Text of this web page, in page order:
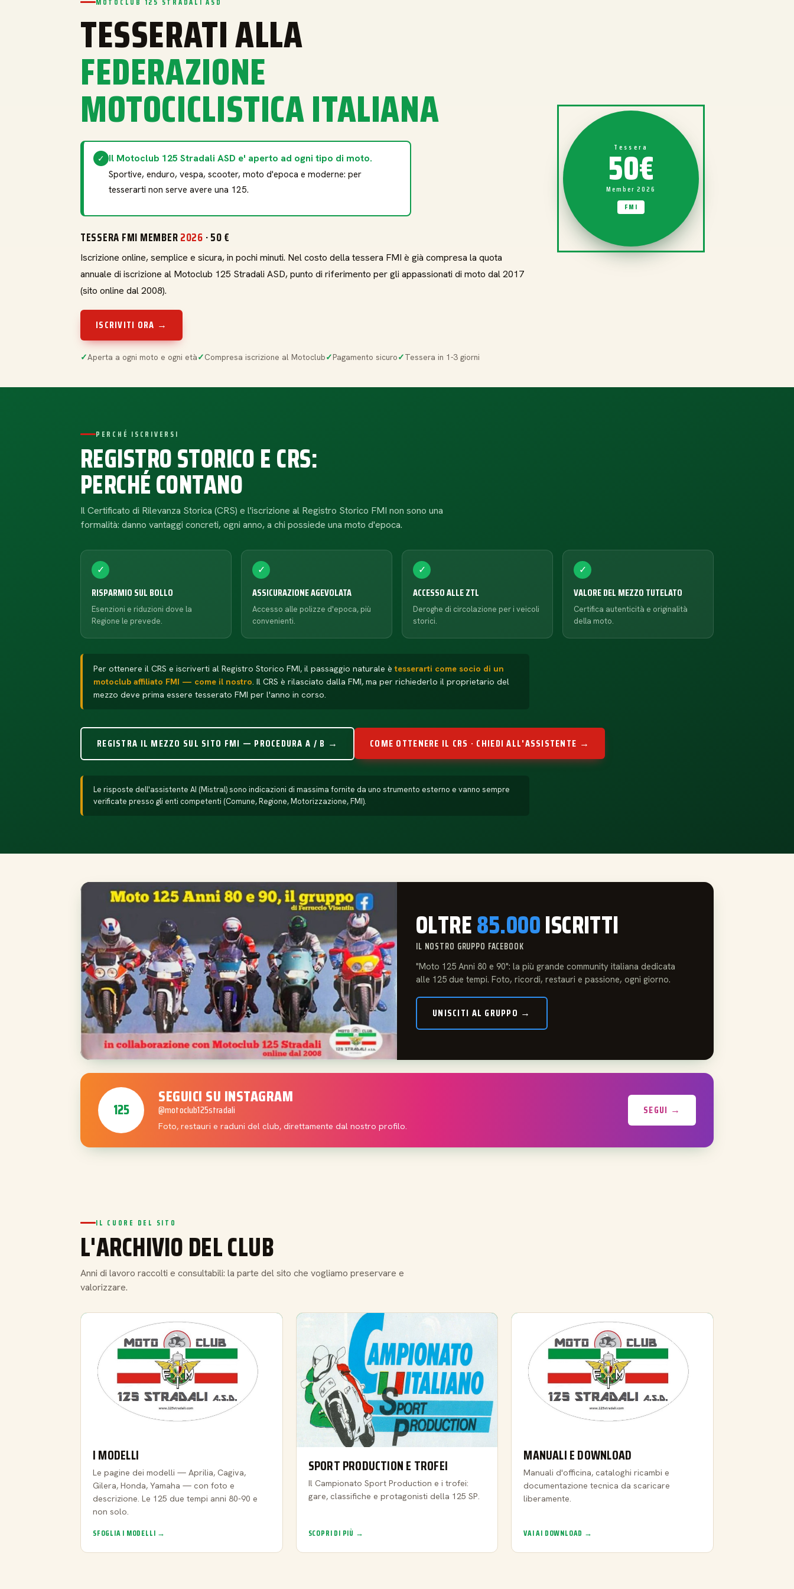
MOTOCLUB 125 STRADALI ASD
TESSERATI ALLA
FEDERAZIONE
MOTOCICLISTICA ITALIANA
✓ Il Motoclub 125 Stradali ASD e' aperto ad ogni tipo di moto.
Sportive, enduro, vespa, scooter, moto d'epoca e moderne: per
tesserarti non serve avere una 125.
TESSERA FMI MEMBER2026 · 50 €
Iscrizione online, semplice e sicura, in pochi minuti. Nel costo della tessera FMI è già compresa la quota
annuale di iscrizione al Motoclub 125 Stradali ASD, punto di riferimento per gli appassionati di moto dal 2017
(sito online dal 2008).
ISCRIVITI ORA →
Aperta a ogni moto e ogni età Compresa iscrizione al Motoclub Pagamento sicuro Tessera in 1-3 giorni
Tessera
50€
Member 2026
FMI
PERCHÉ ISCRIVERSI
REGISTRO STORICO E CRS:
PERCHÉ CONTANO
Il Certificato di Rilevanza Storica (CRS) e l'iscrizione al Registro Storico FMI non sono una
formalità: danno vantaggi concreti, ogni anno, a chi possiede una moto d'epoca.
✓
RISPARMIO SUL BOLLO
Esenzioni e riduzioni dove la
Regione le prevede.
✓
ASSICURAZIONE AGEVOLATA
Accesso alle polizze d'epoca, più
convenienti.
✓
ACCESSO ALLE ZTL
Deroghe di circolazione per i veicoli
storici.
✓
VALORE DEL MEZZO TUTELATO
Certifica autenticità e originalità
della moto.
Per ottenere il CRS e iscriverti al Registro Storico FMI, il passaggio naturale ètesserarti come socio di un
motoclub affiliato FMI — come il nostro. Il CRS è rilasciato dalla FMI, ma per richiederlo il proprietario del
mezzo deve prima essere tesserato FMI per l'anno in corso.
REGISTRA IL MEZZO SUL SITO FMI — PROCEDURA A / B → COME OTTENERE IL CRS · CHIEDI ALL'ASSISTENTE →
Le risposte dell'assistente AI (Mistral) sono indicazioni di massima fornite da uno strumento esterno e vanno sempre
verificate presso gli enti competenti (Comune, Regione, Motorizzazione, FMI).
OLTRE85.000ISCRITTI
IL NOSTRO GRUPPO FACEBOOK
"Moto 125 Anni 80 e 90": la più grande community italiana dedicata
alle 125 due tempi. Foto, ricordi, restauri e passione, ogni giorno.
UNISCITI AL GRUPPO →
125
SEGUICI SU INSTAGRAM
@motoclub125stradali
Foto, restauri e raduni del club, direttamente dal nostro profilo.
SEGUI →
IL CUORE DEL SITO
L'ARCHIVIO DEL CLUB
Anni di lavoro raccolti e consultabili: la parte del sito che vogliamo preservare e
valorizzare.
I MODELLI
Le pagine dei modelli — Aprilia, Cagiva,
Gilera, Honda, Yamaha — con foto e
descrizione. Le 125 due tempi anni 80-90 e
non solo.
SFOGLIA I MODELLI →
SPORT PRODUCTION E TROFEI
Il Campionato Sport Production e i trofei:
gare, classifiche e protagonisti della 125 SP.
SCOPRI DI PIÙ →
MANUALI E DOWNLOAD
Manuali d'officina, cataloghi ricambi e
documentazione tecnica da scaricare
liberamente.
VAI AI DOWNLOAD →